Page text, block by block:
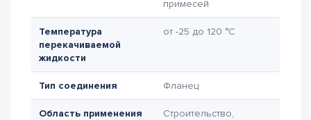
примесей
Температура
перекачиваемой
жидкости
от -25 до 120 °C
Тип соединения Фланец
Область применения
Строительство,